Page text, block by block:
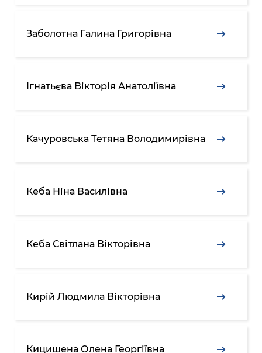
Заболотна Галина Григорівна
Ігнатьєва Вікторія Анатоліївна
Качуровська Тетяна Володимирівна
Кеба Ніна Василівна
Кеба Світлана Вікторівна
Кирій Людмила Вікторівна
Кицишена Олена Георгіївна